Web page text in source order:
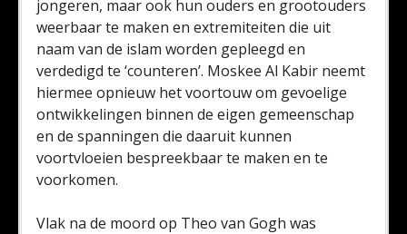
jongeren, maar ook hun ouders en grootouders
weerbaar te maken en extremiteiten die uit
naam van de islam worden gepleegd en
verdedigd te ‘counteren’. Moskee Al Kabir neemt
hiermee opnieuw het voortouw om gevoelige
ontwikkelingen binnen de eigen gemeenschap
en de spanningen die daaruit kunnen
voortvloeien bespreekbaar te maken en te
voorkomen.
Vlak na de moord op Theo van Gogh was